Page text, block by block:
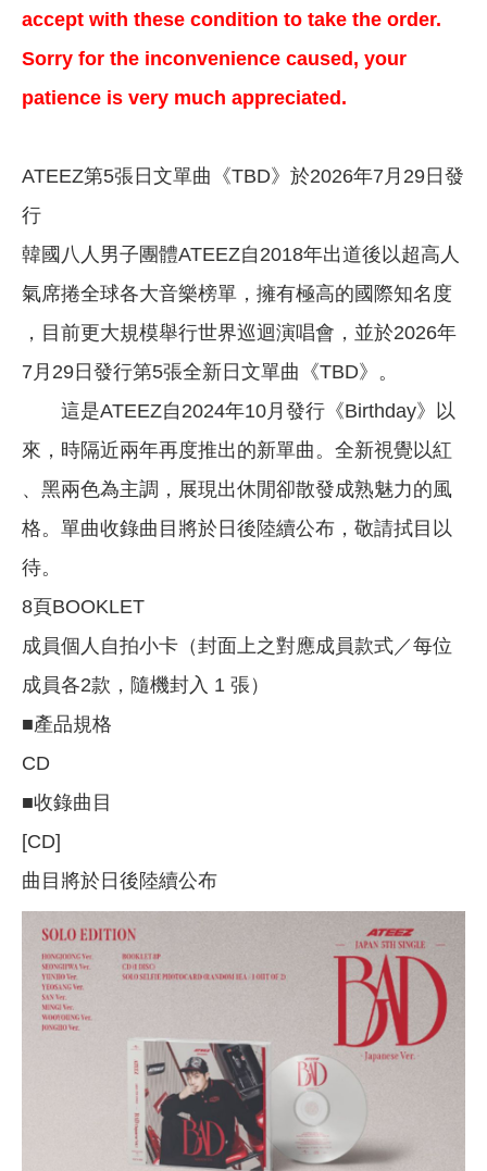
accept with these condition to take the order.
Sorry for the inconvenience caused, your
patience is very much appreciated.
ATEEZ第5張日文單曲《TBD》於2026年7月29日發
行
韓國八人男子團體ATEEZ自2018年出道後以超高人
氣席捲全球各大音樂榜單，擁有極高的國際知名度
，目前更大規模舉行世界巡迴演唱會，並於2026年
7月29日發行第5張全新日文單曲《TBD》。
這是ATEEZ自2024年10月發行《Birthday》以
來，時隔近兩年再度推出的新單曲。全新視覺以紅
、黑兩色為主調，展現出休閒卻散發成熟魅力的風
格。單曲收錄曲目將於日後陸續公布，敬請拭目以
待。
8頁BOOKLET
成員個人自拍小卡（封面上之對應成員款式／每位
成員各2款，隨機封入 1 張）
■產品規格
CD
■收錄曲目
[CD]
曲目將於日後陸續公布